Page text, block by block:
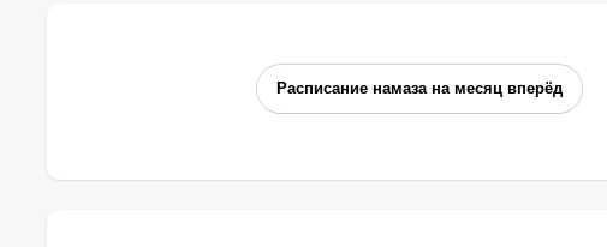
Расписание намаза на месяц вперёд